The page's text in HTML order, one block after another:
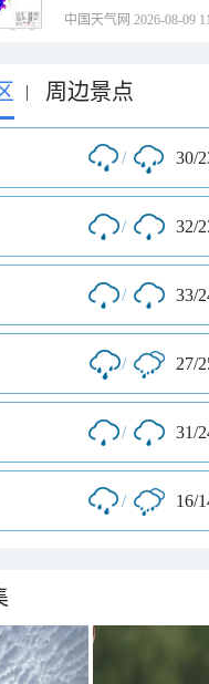
中国天气网 2026-08-09
| 周边景点
/ 30/
/ 32/
/ 33/
/ 27/
/ 31/
/ 16/